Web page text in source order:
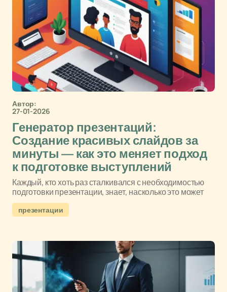
Автор:
27-01-2026
Генератор презентаций:
Создание красивых слайдов за
минуты — как это меняет подход
к подготовке выступлений
Каждый, кто хоть раз сталкивался с необходимостью
подготовки презентации, знает, насколько это может
презентации